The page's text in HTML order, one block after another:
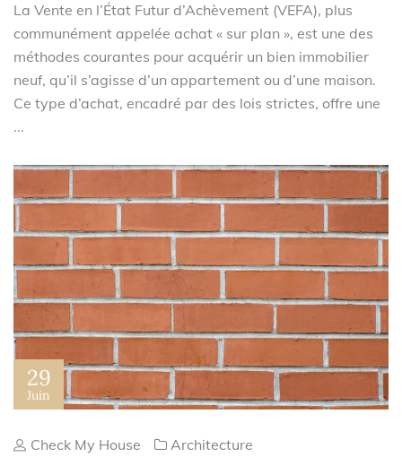
La Vente en l’État Futur d’Achèvement (VEFA), plus
communément appelée achat « sur plan », est une des
méthodes courantes pour acquérir un bien immobilier
neuf, qu’il s’agisse d’un appartement ou d’une maison.
Ce type d’achat, encadré par des lois strictes, offre une
...
29
Juin
Check My House Architecture